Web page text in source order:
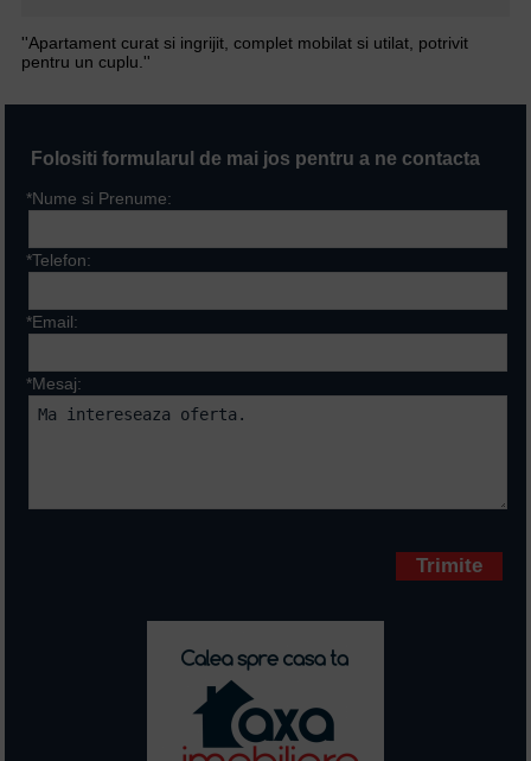
''Apartament curat si ingrijit, complet mobilat si utilat, potrivit
pentru un cuplu.''
Folositi formularul de mai jos pentru a ne contacta
*Nume si Prenume:
*Telefon:
*Email:
*Mesaj: